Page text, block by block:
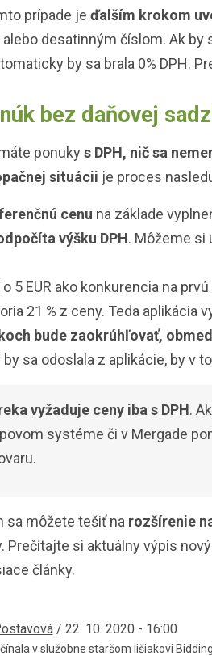
prípade je ďalším krokom
desatinným číslom. Ak by
by sa brala 0% DPH.
bez daňovej
ponukys DPH, nič sa
situácii je proces
cenu na základe
výšku DPH. Môžeme si
5 EUR ako konkurencia na
21 % z ceny. Teda aplikácia
bude zaokrúhľovať,
by sa odoslala z aplikácie, by v
vyžaduje ceny iba s DPH.
systéme či v Mergade
sa môžete tešiť na rozšírenie
Prečítajte si aktuálny výpis
články.
/ 22. 10. 2020 - 16:00
v služobne staršom lišiakovi